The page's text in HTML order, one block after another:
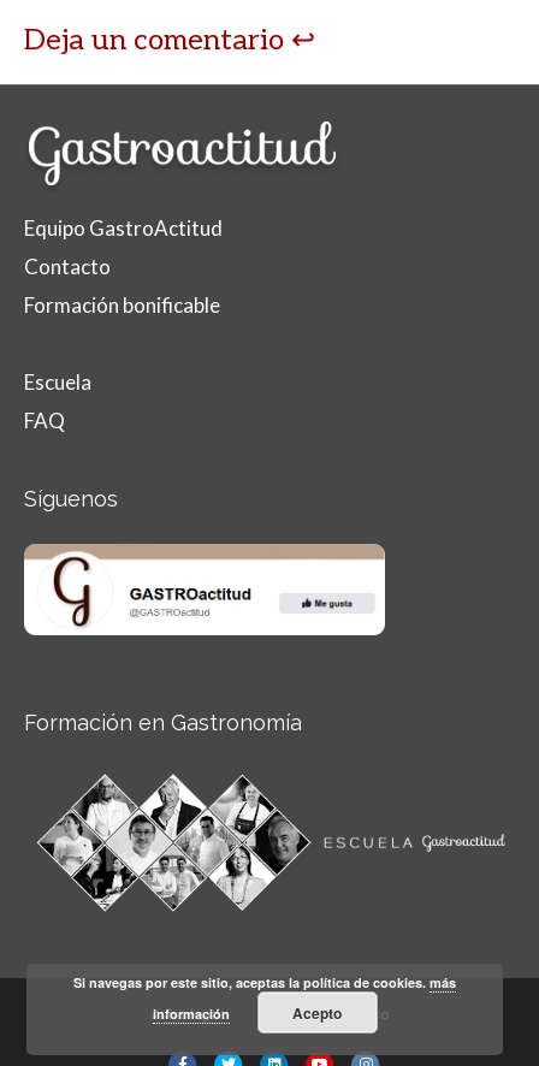
Deja un comentario
Equipo GastroActitud
Contacto
Formación bonificable
Escuela
FAQ
Síguenos
Formación en Gastronomía
Aviso legal Condiciones de Uso
Si navegas por este sitio, aceptas la política de cookies.más
información
Acepto